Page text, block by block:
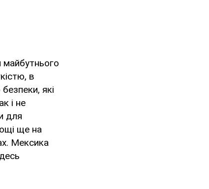
в
які
і не
для
ще на
Мексика